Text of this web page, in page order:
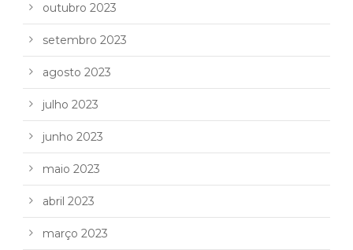
outubro 2023
setembro 2023
agosto 2023
julho 2023
junho 2023
maio 2023
abril 2023
março 2023